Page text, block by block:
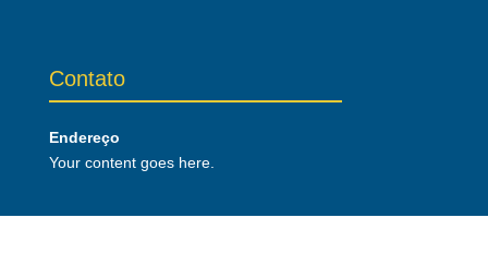
Contato
Endereço
Your content goes here.